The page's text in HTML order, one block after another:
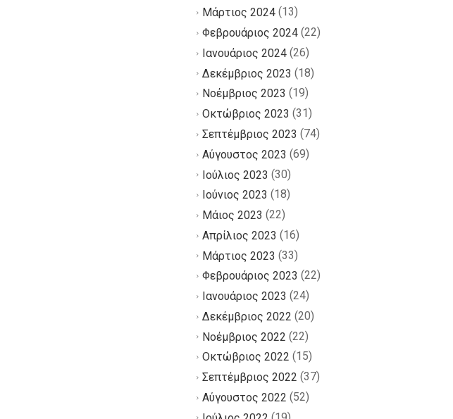
Μάρτιος 2024(13)
Φεβρουάριος 2024(22)
Ιανουάριος 2024(26)
Δεκέμβριος 2023 (18)
Νοέμβριος 2023 (19)
Οκτώβριος 2023 (31)
Σεπτέμβριος 2023 (74)
Αύγουστος 2023 (69)
Ιούλιος 2023 (30)
Ιούνιος 2023 (18)
Μάιος 2023 (22)
Απρίλιος 2023 (16)
Μάρτιος 2023 (33)
Φεβρουάριος 2023 (22)
Ιανουάριος 2023 (24)
Δεκέμβριος 2022 (20)
Νοέμβριος 2022 (22)
Οκτώβριος 2022 (15)
Σεπτέμβριος 2022 (37)
Αύγουστος 2022 (52)